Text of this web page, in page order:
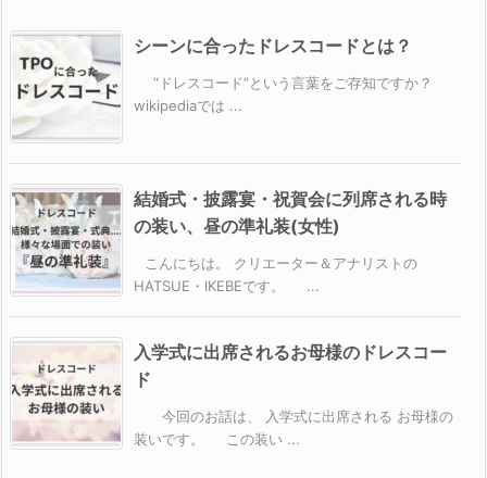
シーンに合ったドレスコードとは？
“ドレスコード”という言葉をご存知ですか？
wikipediaでは ...
結婚式・披露宴・祝賀会に列席される時
の装い、昼の準礼装(女性)
こんにちは。 クリエーター＆アナリストの
HATSUE・IKEBEです。 ...
入学式に出席されるお母様のドレスコー
ド
今回のお話は、 入学式に出席される お母様の
装いです。 この装い ...